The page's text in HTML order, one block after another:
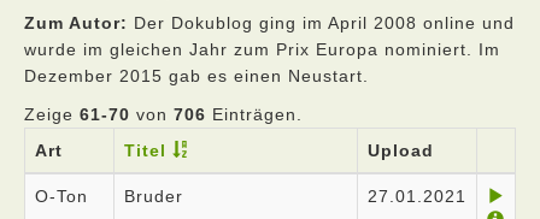
Zum Autor: Der Dokublog ging im April 2008 online und
wurde im gleichen Jahr zum Prix Europa nominiert. Im
Dezember 2015 gab es einen Neustart.
Zeige 61-70 von 706 Einträgen.
Art
Titel Upload
O-Ton Bruder 27.01.2021